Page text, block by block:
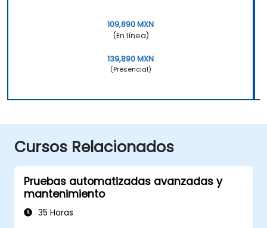
109,890 MXN
(En línea)
139,890 MXN
(Presencial)
Cursos Relacionados
Pruebas automatizadas avanzadas y
mantenimiento
35 Horas